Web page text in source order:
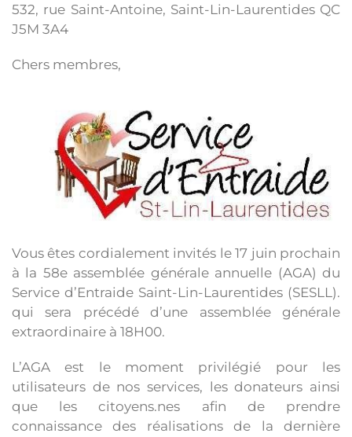
532, rue Saint-Antoine, Saint-Lin-Laurentides QC
J5M 3A4
Chers membres,
Vous êtes cordialement invités le 17 juin prochain
à la 58e assemblée générale annuelle (AGA) du
Service d’Entraide Saint-Lin-Laurentides (SESLL).
qui sera précédé d’une assemblée générale
extraordinaire à 18H00.
L’AGA est le moment privilégié pour les
utilisateurs de nos services, les donateurs ainsi
que les citoyens.nes afin de prendre
connaissance des réalisations de la dernière